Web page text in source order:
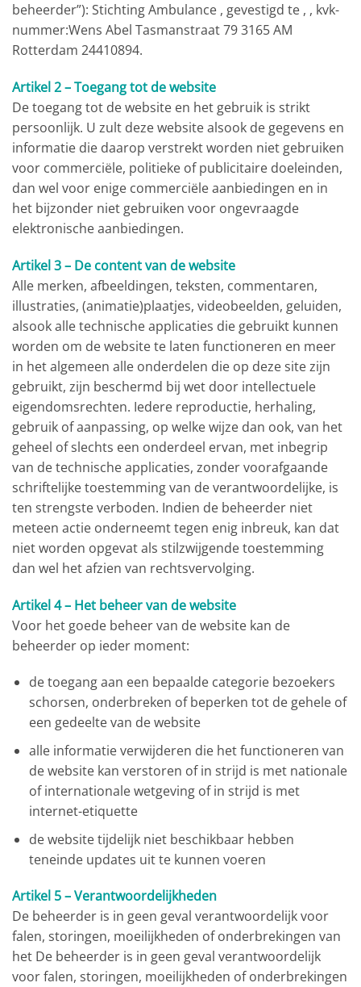
beheerder”): Stichting Ambulance , gevestigd te , , kvk-
nummer:Wens Abel Tasmanstraat 79 3165 AM
Rotterdam 24410894.
Artikel 2 – Toegang tot de website
De toegang tot de website en het gebruik is strikt
persoonlijk. U zult deze website alsook de gegevens en
informatie die daarop verstrekt worden niet gebruiken
voor commerciële, politieke of publicitaire doeleinden,
dan wel voor enige commerciële aanbiedingen en in
het bijzonder niet gebruiken voor ongevraagde
elektronische aanbiedingen.
Artikel 3 – De content van de website
Alle merken, afbeeldingen, teksten, commentaren,
illustraties, (animatie)plaatjes, videobeelden, geluiden,
alsook alle technische applicaties die gebruikt kunnen
worden om de website te laten functioneren en meer
in het algemeen alle onderdelen die op deze site zijn
gebruikt, zijn beschermd bij wet door intellectuele
eigendomsrechten. Iedere reproductie, herhaling,
gebruik of aanpassing, op welke wijze dan ook, van het
geheel of slechts een onderdeel ervan, met inbegrip
van de technische applicaties, zonder voorafgaande
schriftelijke toestemming van de verantwoordelijke, is
ten strengste verboden. Indien de beheerder niet
meteen actie onderneemt tegen enig inbreuk, kan dat
niet worden opgevat als stilzwijgende toestemming
dan wel het afzien van rechtsvervolging.
Artikel 4 – Het beheer van de website
Voor het goede beheer van de website kan de
beheerder op ieder moment:
de toegang aan een bepaalde categorie bezoekers
schorsen, onderbreken of beperken tot de gehele of
een gedeelte van de website
alle informatie verwijderen die het functioneren van
de website kan verstoren of in strijd is met nationale
of internationale wetgeving of in strijd is met
internet-etiquette
de website tijdelijk niet beschikbaar hebben
teneinde updates uit te kunnen voeren
Artikel 5 – Verantwoordelijkheden
De beheerder is in geen geval verantwoordelijk voor
falen, storingen, moeilijkheden of onderbrekingen van
het De beheerder is in geen geval verantwoordelijk
voor falen, storingen, moeilijkheden of onderbrekingen